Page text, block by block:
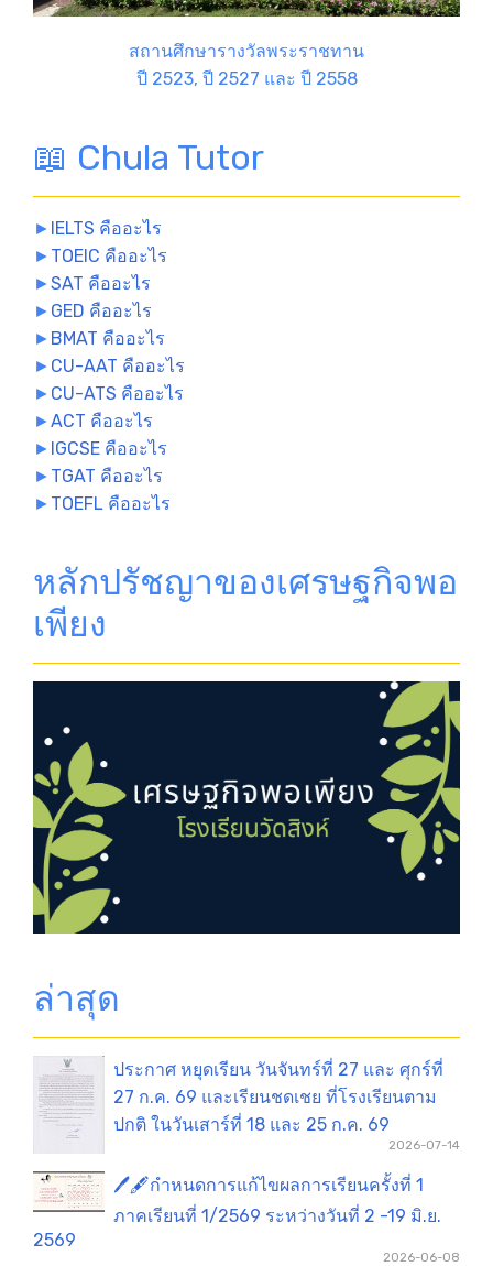
สถานศึกษารางวัลพระราชทาน
ปี 2523, ปี 2527 และ ปี 2558
📖 Chula Tutor
► IELTS คืออะไร
► TOEIC คืออะไร
►SAT คืออะไร
► GED คืออะไร
► BMAT คืออะไร
► CU-AAT คืออะไร
► CU-ATS คืออะไร
►ACT คืออะไร
► IGCSE คืออะไร
► TGAT คืออะไร
► TOEFL คืออะไร
หลักปรัชญาของเศรษฐกิจพอ
เพียง
ล่าสุด
ประกาศ หยุดเรียน วันจันทร์ที่ 27 และ ศุกร์ที่
27 ก.ค. 69 และเรียนชดเชย ที่โรงเรียนตาม
ปกติ ในวันเสาร์ที่ 18 และ 25 ก.ค. 69
2026-07-14
🖊️🖋️กำหนดการแก้ไขผลการเรียนครั้งที่ 1
ภาคเรียนที่ 1/2569 ระหว่างวันที่ 2 -19 มิ.ย.
2569
2026-06-08